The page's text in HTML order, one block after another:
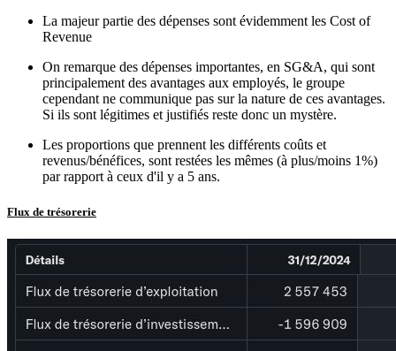
La majeur partie des dépenses sont évidemment les Cost of
Revenue
On remarque des dépenses importantes, en SG&A, qui sont
principalement des avantages aux employés, le groupe
cependant ne communique pas sur la nature de ces avantages.
Si ils sont légitimes et justifiés reste donc un mystère.
Les proportions que prennent les différents coûts et
revenus/bénéfices, sont restées les mêmes (à plus/moins 1%)
par rapport à ceux d'il y a 5 ans.
Flux de trésorerie